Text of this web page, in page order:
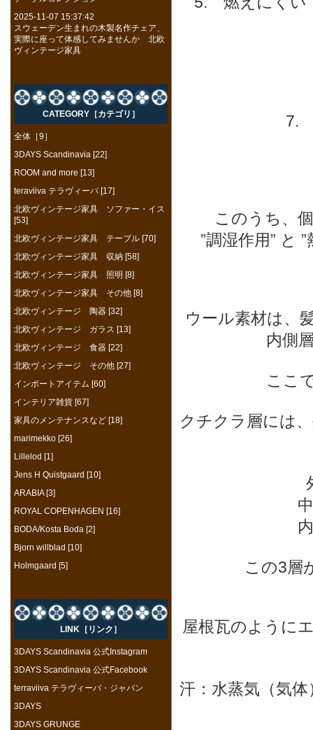
7.
このうち、
”調湿作用” と
ウール素材は、
内側
ここ
クチクラ層には
この3層
屋根瓦のように
汗：水蒸気（
2025-11-07 15:37:42
スウェーデン生まれの木製名作チェア、
実際に座って体感してみませんか 北欧
ヴィンテージ家具
CATEGORY［カテゴリ］
全体［9］
3DAYS Scandinavia [22]
ROOM and more [13]
teraviiva テラヴィーバ [17]
北欧ヴィンテージ家具 ソファー・イス
[53]
北欧ヴィンテージ家具 テーブル [70]
北欧ヴィンテージ家具 収納 [58]
北欧ヴィンテージ家具 照明 [8]
北欧ヴィンテージ家具 その他 [8]
北欧ヴィンテージ 陶器 [32]
北欧ヴィンテージ ガラス [13]
北欧ヴィンテージ 食器 [22]
北欧ヴィンテージ その他 [27]
インポートアイテム [60]
インテリア雑貨 [67]
家具のメンテナンスなど [18]
marimekko [26]
Lillelod [1]
Jens H Quistgaard [10]
ARABIA [3]
ROYAL COPENHAGEN [16]
BODA/Kosta Boda [2]
Bjorn willblad [10]
Holmgaard [5]
LINK［リンク］
3DAYS Scandinavia 公式Instagram
3DAYS Scandinavia 公式Facebook
terraviiva テラヴィーバ・ジャパン
3DAYS
3DAYS GRUNGE